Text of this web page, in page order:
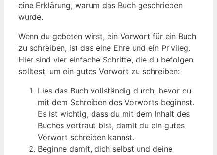
eine Erklärung, warum das Buch geschrieben
wurde.
Wenn du gebeten wirst, ein Vorwort für ein Buch
zu schreiben, ist das eine Ehre und ein Privileg.
Hier sind vier einfache Schritte, die du befolgen
solltest, um ein gutes Vorwort zu schreiben:
Lies das Buch vollständig durch, bevor du
mit dem Schreiben des Vorworts beginnst.
Es ist wichtig, dass du mit dem Inhalt des
Buches vertraut bist, damit du ein gutes
Vorwort schreiben kannst.
Beginne damit, dich selbst und deine